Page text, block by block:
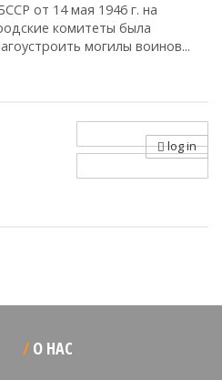
от 14 мая 1946 г. на
комитеты была
могилы воинов...
log in
О НАС